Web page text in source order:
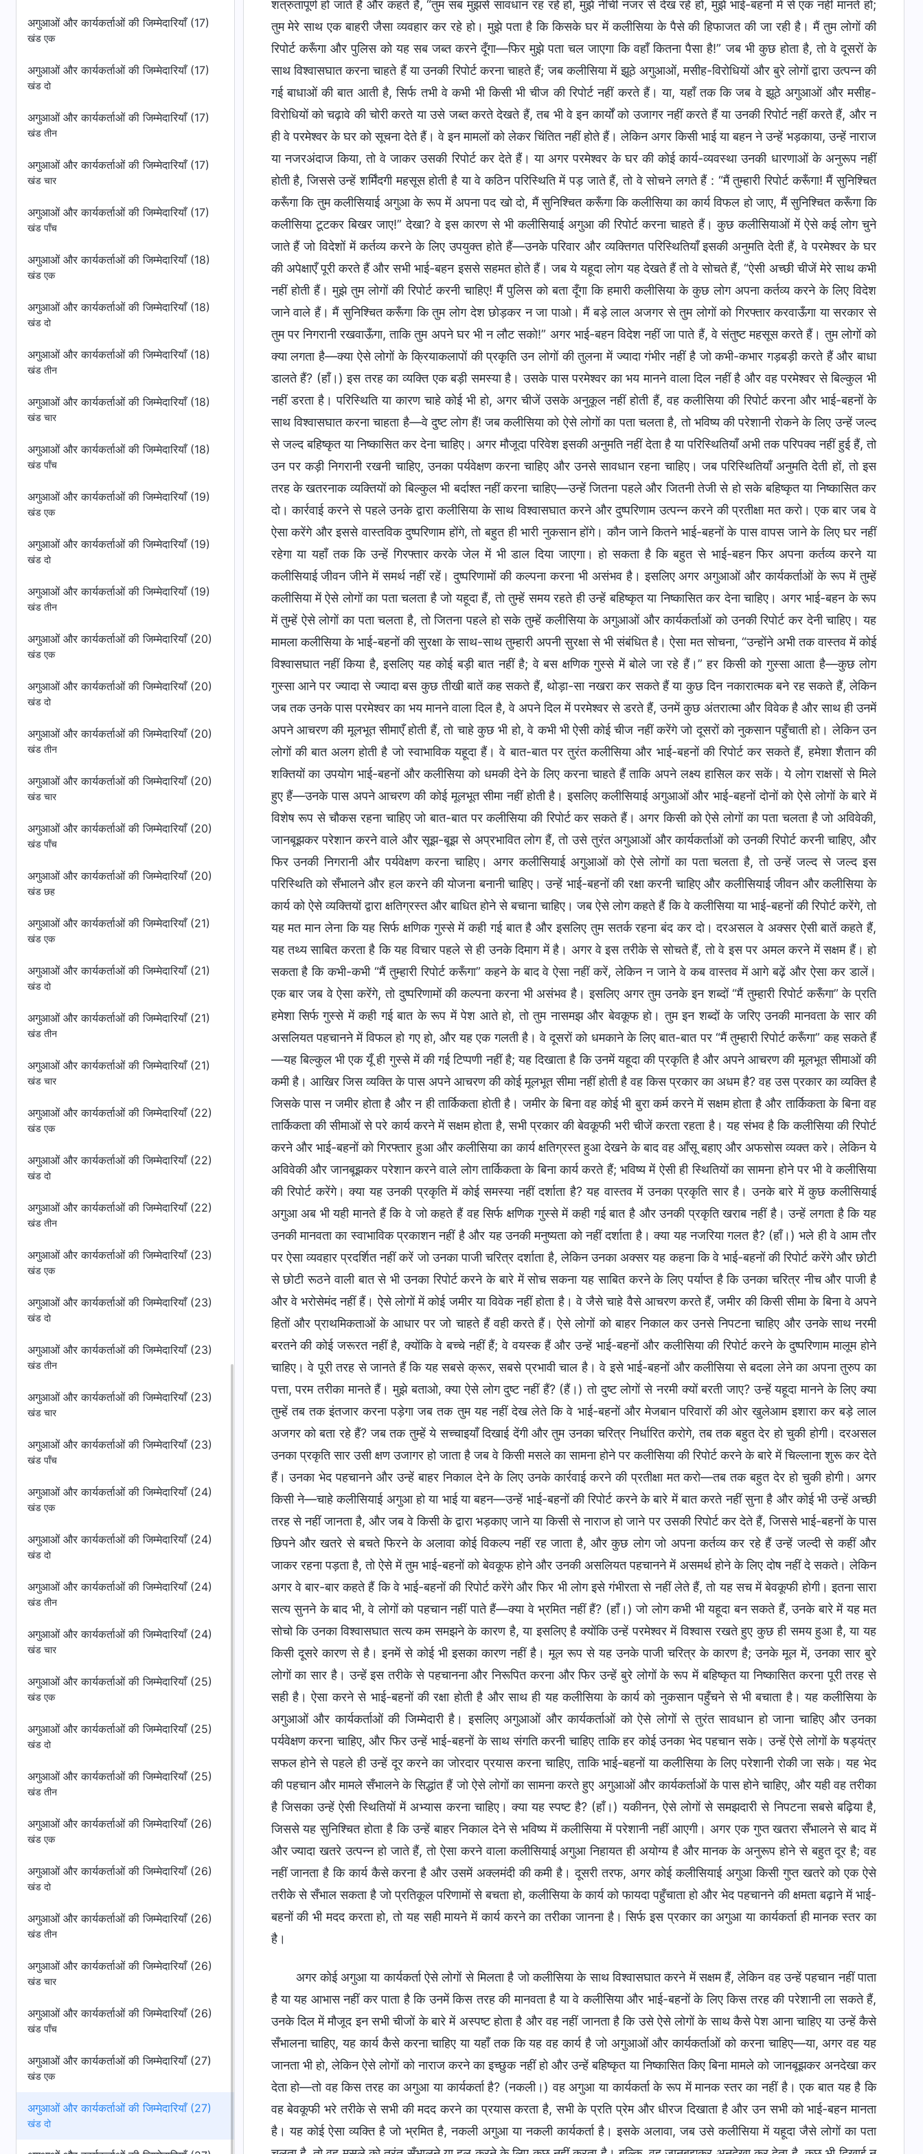
अगुआओं और कार्यकर्ताओं की जिम्मेदारियाँ (17)
खंड एक
अगुआओं और कार्यकर्ताओं की जिम्मेदारियाँ (17)
खंड दो
अगुआओं और कार्यकर्ताओं की जिम्मेदारियाँ (17)
खंड तीन
अगुआओं और कार्यकर्ताओं की जिम्मेदारियाँ (17)
खंड चार
अगुआओं और कार्यकर्ताओं की जिम्मेदारियाँ (17)
खंड पाँच
अगुआओं और कार्यकर्ताओं की जिम्मेदारियाँ (18)
खंड एक
अगुआओं और कार्यकर्ताओं की जिम्मेदारियाँ (18)
खंड दो
अगुआओं और कार्यकर्ताओं की जिम्मेदारियाँ (18)
खंड तीन
अगुआओं और कार्यकर्ताओं की जिम्मेदारियाँ (18)
खंड चार
अगुआओं और कार्यकर्ताओं की जिम्मेदारियाँ (18)
खंड पाँच
अगुआओं और कार्यकर्ताओं की जिम्मेदारियाँ (19)
खंड एक
अगुआओं और कार्यकर्ताओं की जिम्मेदारियाँ (19)
खंड दो
अगुआओं और कार्यकर्ताओं की जिम्मेदारियाँ (19)
खंड तीन
अगुआओं और कार्यकर्ताओं की जिम्मेदारियाँ (20)
खंड एक
अगुआओं और कार्यकर्ताओं की जिम्मेदारियाँ (20)
खंड दो
अगुआओं और कार्यकर्ताओं की जिम्मेदारियाँ (20)
खंड तीन
अगुआओं और कार्यकर्ताओं की जिम्मेदारियाँ (20)
खंड चार
अगुआओं और कार्यकर्ताओं की जिम्मेदारियाँ (20)
खंड पाँच
अगुआओं और कार्यकर्ताओं की जिम्मेदारियाँ (20)
खंड छह
अगुआओं और कार्यकर्ताओं की जिम्मेदारियाँ (21)
खंड एक
अगुआओं और कार्यकर्ताओं की जिम्मेदारियाँ (21)
खंड दो
अगुआओं और कार्यकर्ताओं की जिम्मेदारियाँ (21)
खंड तीन
अगुआओं और कार्यकर्ताओं की जिम्मेदारियाँ (21)
खंड चार
अगुआओं और कार्यकर्ताओं की जिम्मेदारियाँ (22)
खंड एक
अगुआओं और कार्यकर्ताओं की जिम्मेदारियाँ (22)
खंड दो
अगुआओं और कार्यकर्ताओं की जिम्मेदारियाँ (22)
खंड तीन
अगुआओं और कार्यकर्ताओं की जिम्मेदारियाँ (23)
खंड एक
अगुआओं और कार्यकर्ताओं की जिम्मेदारियाँ (23)
खंड दो
अगुआओं और कार्यकर्ताओं की जिम्मेदारियाँ (23)
खंड तीन
अगुआओं और कार्यकर्ताओं की जिम्मेदारियाँ (23)
खंड चार
अगुआओं और कार्यकर्ताओं की जिम्मेदारियाँ (23)
खंड पाँच
अगुआओं और कार्यकर्ताओं की जिम्मेदारियाँ (24)
खंड एक
अगुआओं और कार्यकर्ताओं की जिम्मेदारियाँ (24)
खंड दो
अगुआओं और कार्यकर्ताओं की जिम्मेदारियाँ (24)
खंड तीन
अगुआओं और कार्यकर्ताओं की जिम्मेदारियाँ (24)
खंड चार
अगुआओं और कार्यकर्ताओं की जिम्मेदारियाँ (25)
खंड एक
अगुआओं और कार्यकर्ताओं की जिम्मेदारियाँ (25)
खंड दो
अगुआओं और कार्यकर्ताओं की जिम्मेदारियाँ (25)
खंड तीन
अगुआओं और कार्यकर्ताओं की जिम्मेदारियाँ (26)
खंड एक
अगुआओं और कार्यकर्ताओं की जिम्मेदारियाँ (26)
खंड दो
अगुआओं और कार्यकर्ताओं की जिम्मेदारियाँ (26)
खंड तीन
अगुआओं और कार्यकर्ताओं की जिम्मेदारियाँ (26)
खंड चार
अगुआओं और कार्यकर्ताओं की जिम्मेदारियाँ (26)
खंड पाँच
अगुआओं और कार्यकर्ताओं की जिम्मेदारियाँ (27)
खंड एक
अगुआओं और कार्यकर्ताओं की जिम्मेदारियाँ (27)
खंड दो
अगर कोई अगुआ या कार्यकर्ता ऐसे लोगों से मिलता है जो कलीसिया के साथ विश्वासघात करने में सक्षम हैं, लेकिन वह उन्हें पहचान नहीं पाता
है या यह आभास नहीं कर पाता है कि उनमें किस तरह की मानवता है या वे कलीसिया और भाई-बहनों के लिए किस तरह की परेशानी ला सकते हैं,
उनके दिल में मौजूद इन सभी चीजों के बारे में अस्पष्ट होता है और वह नहीं जानता है कि उसे ऐसे लोगों के साथ कैसे पेश आना चाहिए या उन्हें कैसे
सँभालना चाहिए, यह कार्य कैसे करना चाहिए या यहाँ तक कि यह वह कार्य है जो अगुआओं और कार्यकर्ताओं को करना चाहिए—या, अगर वह यह
जानता भी हो, लेकिन ऐसे लोगों को नाराज करने का इच्छुक नहीं हो और उन्हें बहिष्कृत या निष्कासित किए बिना मामले को जानबूझकर अनदेखा कर
देता हो—तो वह किस तरह का अगुआ या कार्यकर्ता है? (नकली।) वह अगुआ या कार्यकर्ता के रूप में मानक स्तर का नहीं है। एक बात यह है कि
वह बेवकूफी भरे तरीके से सभी की मदद करने का प्रयास करता है, सभी के प्रति प्रेम और धीरज दिखाता है और उन सभी को भाई-बहन मानता
है। यह कोई ऐसा व्यक्ति है जो भ्रमित है, नकली अगुआ या नकली कार्यकर्ता है। इसके अलावा, जब उसे कलीसिया में यहूदा जैसे लोगों का पता